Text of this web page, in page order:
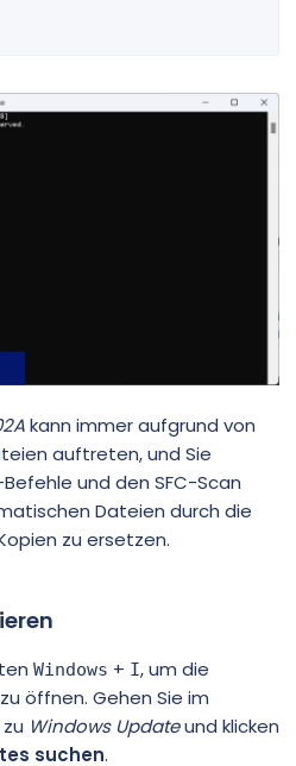
kann immer aufgrund von
auftreten, und Sie
und den SFC-Scan
Dateien durch die
zu ersetzen.
Windows + I, um die
öffnen. Gehen Sie im
Windows Updateund klicken
suchen.